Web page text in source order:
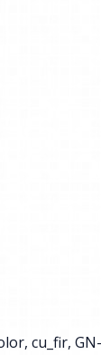
, cu_fir,